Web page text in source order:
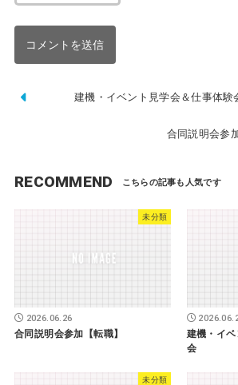
建機・イベント見学会＆仕事体験
合同説明会参
RECOMMEND
未分類
2026.06.26
合同説明会参加【転職】
建機・イ
会
未分類